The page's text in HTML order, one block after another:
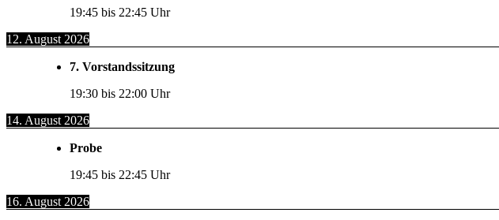
19:45 bis 22:45 Uhr
12. August 2026
7. Vorstandssitzung
19:30 bis 22:00 Uhr
14. August 2026
Probe
19:45 bis 22:45 Uhr
16. August 2026